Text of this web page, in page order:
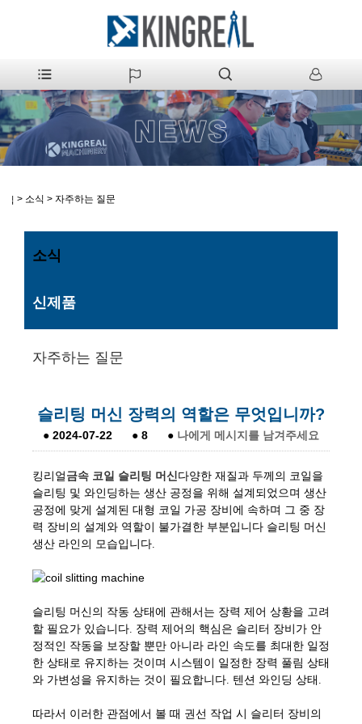
집 > 소식 > 자주하는 질문
소식
신제품
자주하는 질문
슬리팅 머신 장력의 역할은 무엇입니까?
● 2024-07-22 ● 8 ● 나에게 메시지를 남겨주세요
킹리얼 금속 코일 슬리팅 머신 다양한 재질과 두께의 코일을
슬리팅 및 와인딩하는 생산 공정을 위해 설계되었으며 생산
공정에 맞게 설계된 대형 코일 가공 장비에 속하며 그 중 장
력 장비의 설계와 역할이 불가결한 부분입니다 슬리팅 머신
생산 라인의 모습입니다.
슬리팅 머신의 작동 상태에 관해서는 장력 제어 상황을 고려
할 필요가 있습니다. 장력 제어의 핵심은 슬리터 장비가 안
정적인 작동을 보장할 뿐만 아니라 라인 속도를 최대한 일정
한 상태로 유지하는 것이며 시스템이 일정한 장력 풀림 상태
와 가변성을 유지하는 것이 필요합니다. 텐션 와인딩 상태.
따라서 이러한 관점에서 볼 때 권선 작업 시 슬리터 장비의